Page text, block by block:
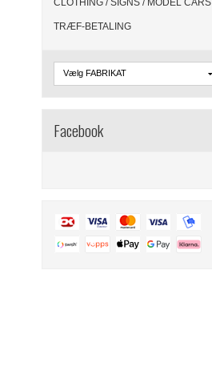
CLOTHING / SIGNS / MODEL CARS
TRÆF-BETALING
Facebook